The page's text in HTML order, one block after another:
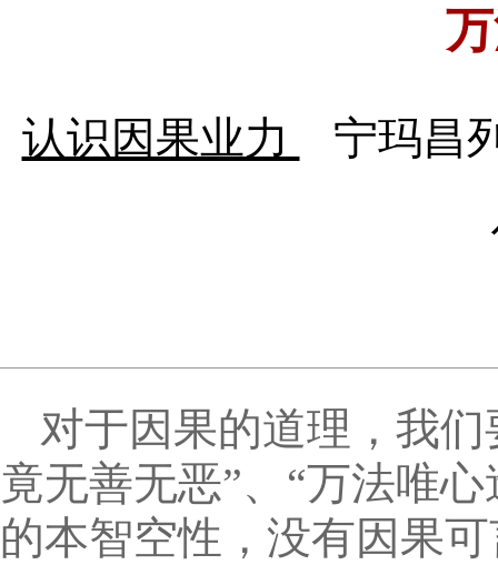
认识因果业力
宁玛昌
对于因果的道理，我
竟无善无恶”、“万法唯
的本智空性，没有因果